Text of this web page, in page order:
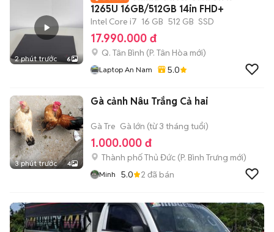
2 phút trước 6
1265U 16GB/512GB 14in FHD+
Intel Core i7 16 GB 512 GB SSD
17.990.000 đ
Q. Tân Bình (P. Tân Hòa mới)
Laptop An Nam 5.0
3 phút trước 4
Gà cảnh Nâu Trắng Cả hai
Gà Tre Gà lớn (từ 3 tháng tuổi)
1.000.000 đ
Thành phố Thủ Đức (P. Bình Trưng mới)
Minh 5.0 2 đã bán